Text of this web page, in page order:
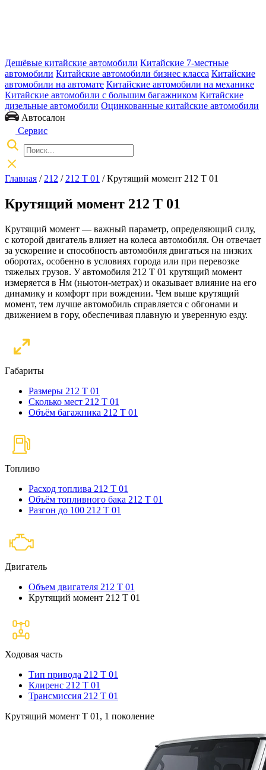
Дешёвые китайские автомобили Китайские 7-местные
автомобили Китайские автомобили бизнес класса Китайские
автомобили на автомате Китайские автомобили на механике
Китайские автомобили с большим багажником Китайские
дизельные автомобили Оцинкованные китайские автомобили
Автосалон
Сервис
Главная / 212 / 212 T 01 / Крутящий момент 212 T 01
Крутящий момент 212 T 01
Крутящий момент — важный параметр, определяющий силу,
с которой двигатель влияет на колеса автомобиля. Он отвечает
за ускорение и способность автомобиля двигаться на низких
оборотах, особенно в условиях города или при перевозке
тяжелых грузов. У автомобиля 212 T 01 крутящий момент
измеряется в Нм (ньютон-метрах) и оказывает влияние на его
динамику и комфорт при вождении. Чем выше крутящий
момент, тем лучше автомобиль справляется с обгонами и
движением в гору, обеспечивая плавную и уверенную езду.
Габариты
Размеры 212 T 01
Сколько мест 212 T 01
Объём багажника 212 T 01
Топливо
Расход топлива 212 T 01
Объём топливного бака 212 T 01
Разгон до 100 212 T 01
Двигатель
Объем двигателя 212 T 01
Крутящий момент 212 T 01
Ходовая часть
Тип привода 212 T 01
Клиренс 212 T 01
Трансмиссия 212 T 01
Крутящий момент T 01, 1 поколение